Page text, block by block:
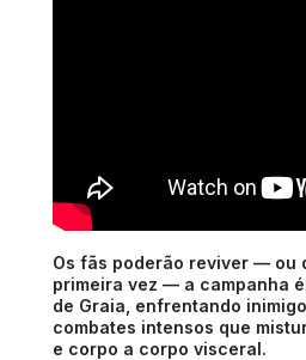
Os fãs poderão reviver — ou
primeira vez — a campanha
de Graia, enfrentando
combates intensos que
e corpo a corpo visceral.